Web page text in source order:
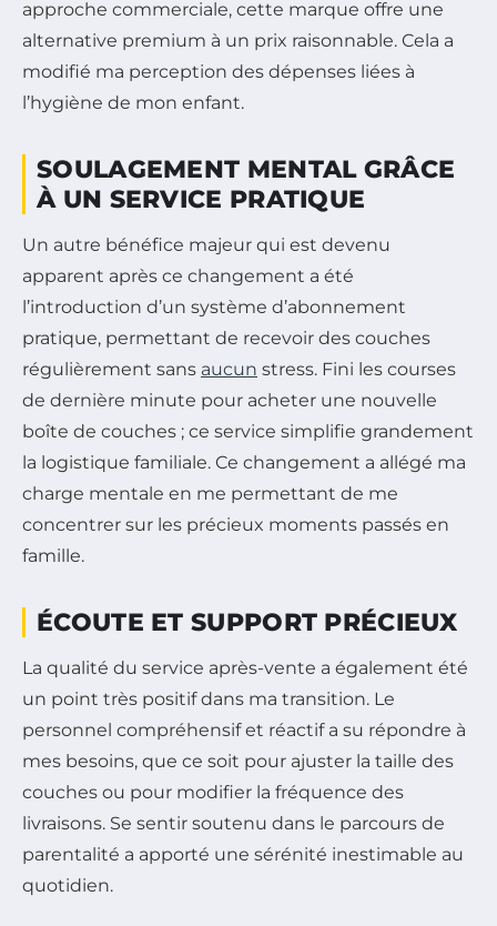
approche commerciale, cette marque offre une
alternative premium à un prix raisonnable. Cela a
modifié ma perception des dépenses liées à
l’hygiène de mon enfant.
SOULAGEMENT MENTAL GRÂCE
À UN SERVICE PRATIQUE
Un autre bénéfice majeur qui est devenu
apparent après ce changement a été
l’introduction d’un système d’abonnement
pratique, permettant de recevoir des couches
régulièrement sans aucun stress. Fini les courses
de dernière minute pour acheter une nouvelle
boîte de couches ; ce service simplifie grandement
la logistique familiale. Ce changement a allégé ma
charge mentale en me permettant de me
concentrer sur les précieux moments passés en
famille.
ÉCOUTE ET SUPPORT PRÉCIEUX
La qualité du service après-vente a également été
un point très positif dans ma transition. Le
personnel compréhensif et réactif a su répondre à
mes besoins, que ce soit pour ajuster la taille des
couches ou pour modifier la fréquence des
livraisons. Se sentir soutenu dans le parcours de
parentalité a apporté une sérénité inestimable au
quotidien.